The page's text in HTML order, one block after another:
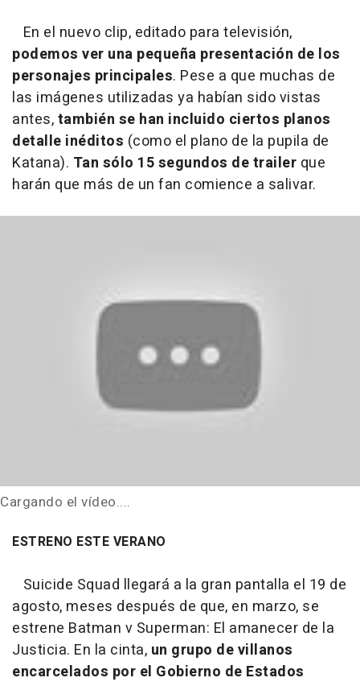
En el nuevo clip, editado para televisión,
podemos ver una pequeña presentación de los
personajes principales. Pese a que muchas de
las imágenes utilizadas ya habían sido vistas
antes,también se han incluido ciertos planos
detalle inéditos (como el plano de la pupila de
Katana). Tan sólo 15 segundos de trailer que
harán que más de un fan comience a salivar.
Cargando el vídeo....
ESTRENO ESTE VERANO
Suicide Squad llegará a la gran pantalla el 19 de
agosto, meses después de que, en marzo, se
estrene Batman v Superman: El amanecer de la
Justicia. En la cinta, un grupo de villanos
encarcelados por el Gobierno de Estados